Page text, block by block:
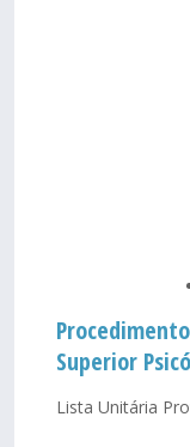
Superior
Lista Unitária